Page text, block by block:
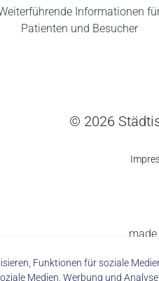
Informationen
Patienten und Besucher
© 2026
Funktionen für soziale
Medien, Werbung und